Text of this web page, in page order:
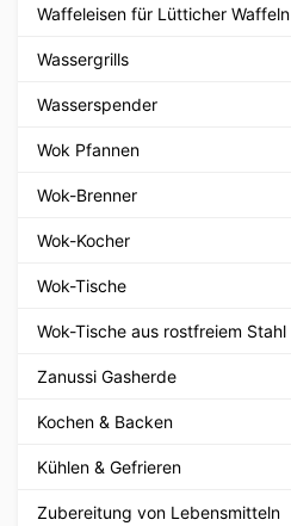
Waffeleisen für Lütticher Waffeln
Wassergrills
Wasserspender
Wok Pfannen
Wok-Brenner
Wok-Kocher
Wok-Tische
Wok-Tische aus rostfreiem Stahl
Zanussi Gasherde
Kochen & Backen
Kühlen & Gefrieren
Zubereitung von Lebensmitteln